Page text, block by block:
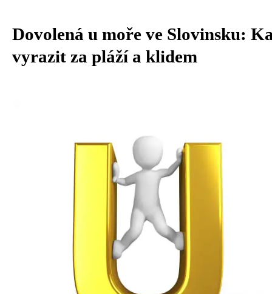
Dovolená u moře ve Slovinsku:
vyrazit za pláží a klidem